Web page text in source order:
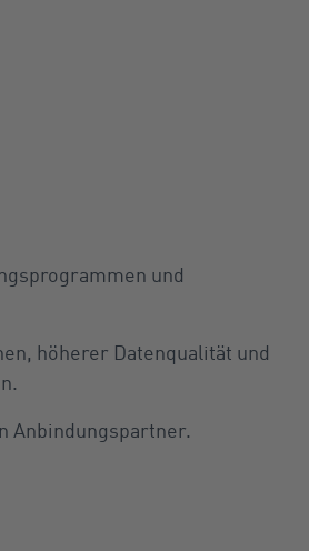
und
höherer Datenqualität und
Anbindungspartner.